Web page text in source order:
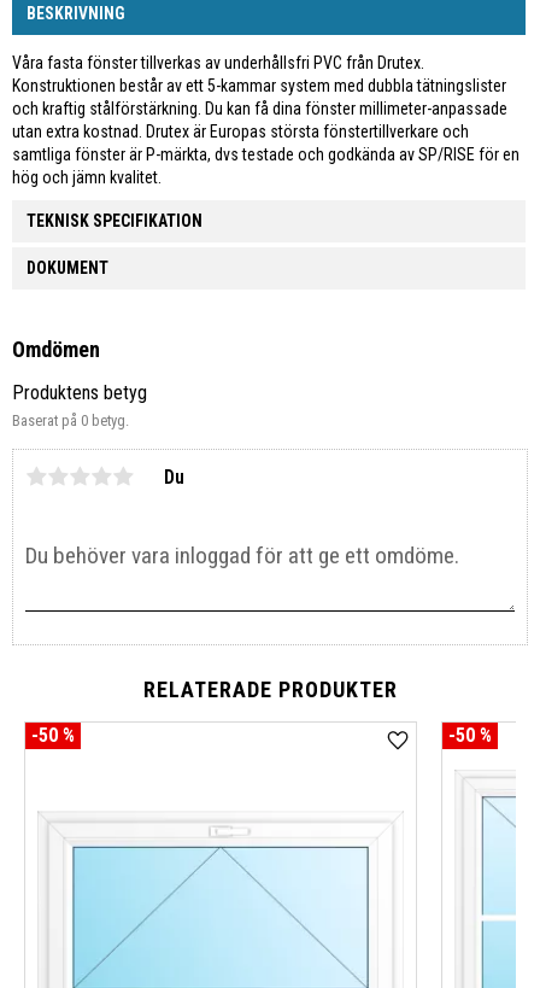
BESKRIVNING
Våra fasta fönster tillverkas av underhållsfri PVC från Drutex.
Konstruktionen består av ett 5-kammar system med dubbla tätningslister
och kraftig stålförstärkning. Du kan få dina fönster millimeter-anpassade
utan extra kostnad. Drutex är Europas största fönstertillverkare och
samtliga fönster är P-märkta, dvs testade och godkända av SP/RISE för en
hög och jämn kvalitet.
TEKNISK SPECIFIKATION
DOKUMENT
Omdömen
Produktens betyg
Baserat på 0 betyg.
Du
RELATERADE PRODUKTER
50 %
Lägg till i favoriter
50 %